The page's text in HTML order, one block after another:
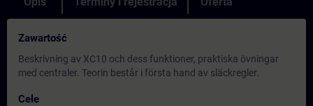
Zawartość
Beskrivning av XC10 och dess funktioner, praktiska övningar
med centraler. Teorin består i första hand av släckregler.
Cele